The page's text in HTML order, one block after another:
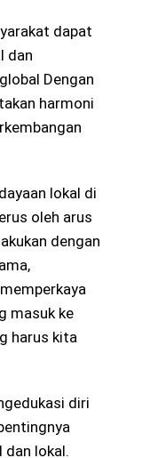
dapat
dan
Dengan
harmoni
lokal di
oleh arus
dengan
masuk ke
harus kita
diri
dan lokal.